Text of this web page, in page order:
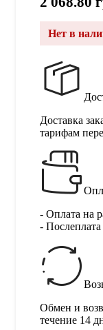
Нет в
Доставка
тарифам
- Оплата на
-
Обмен и
течение 14